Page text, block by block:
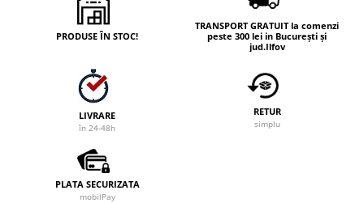
PRODUSE ÎN STOC!
TRANSPORT GRATUIT la comenzi
peste 300 lei in București și
jud.Ilfov
LIVRARE
în 24-48h
RETUR
simplu
PLATA SECURIZATA
mobilPay